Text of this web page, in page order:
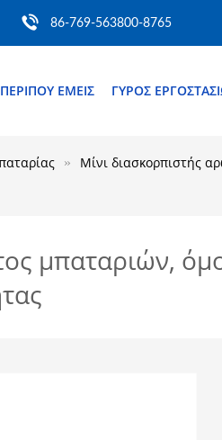
86-769-563800-8765
ΠΕΡΊΠΟΥ ΕΜΕΊΣ ΓΎΡΟΣ
Μίνι διασκορπιστής
μπαταριών,